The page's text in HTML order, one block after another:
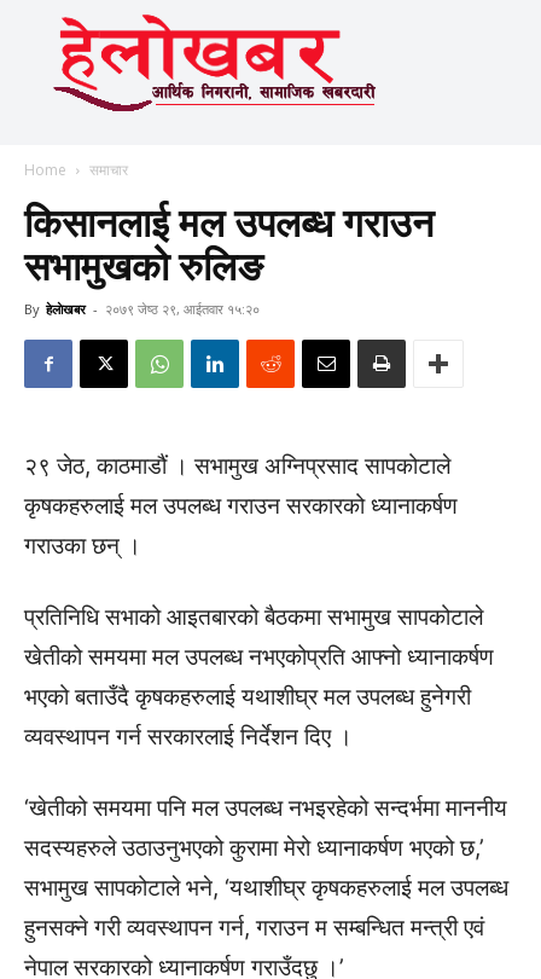
Home समाचार
किसानलाई मल उपलब्ध गराउन
सभामुखको रुलिङ
By हेलाेखबर - २०७९ जेष्ठ २९, आईतवार १५:२०
२९ जेठ, काठमाडौं । सभामुख अग्निप्रसाद सापकोटाले
कृषकहरुलाई मल उपलब्ध गराउन सरकारको ध्यानाकर्षण
गराउका छन् ।
प्रतिनिधि सभाको आइतबारको बैठकमा सभामुख सापकोटाले
खेतीको समयमा मल उपलब्ध नभएकोप्रति आफ्नो ध्यानाकर्षण
भएको बताउँदै कृषकहरुलाई यथाशीघ्र मल उपलब्ध हुनेगरी
व्यवस्थापन गर्न सरकारलाई निर्देशन दिए ।
‘खेतीको समयमा पनि मल उपलब्ध नभइरहेको सन्दर्भमा माननीय
सदस्यहरुले उठाउनुभएको कुरामा मेरो ध्यानाकर्षण भएको छ,’
सभामुख सापकोटाले भने, ‘यथाशीघ्र कृषकहरुलाई मल उपलब्ध
हुनसक्ने गरी व्यवस्थापन गर्न, गराउन म सम्बन्धित मन्त्री एवं
नेपाल सरकारको ध्यानाकर्षण गराउँदछु ।’